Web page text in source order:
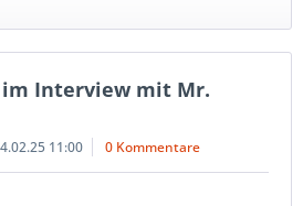
im Interview mit Mr.
11:00 0 Kommentare